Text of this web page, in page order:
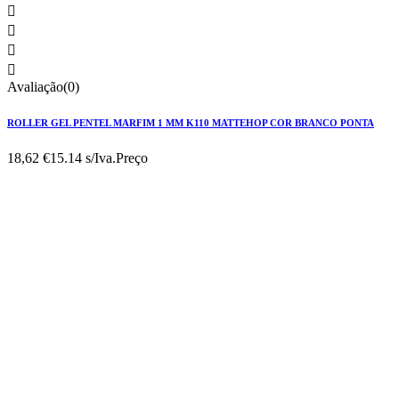




Avaliação(0)
ROLLER GEL PENTEL MARFIM 1 MM K110 MATTEHOP COR BRANCO PONTA
18,62 €15.14 s/Iva.Preço